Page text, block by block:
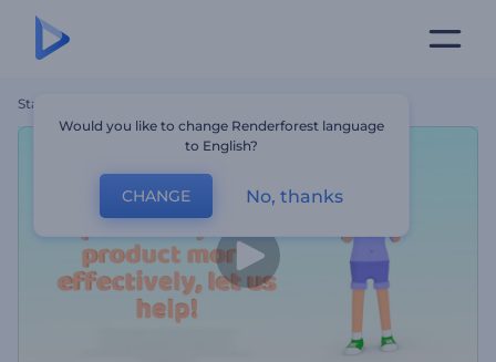
Startseite
Would you like to change Renderforest language
to English?
CHANGE No, thanks